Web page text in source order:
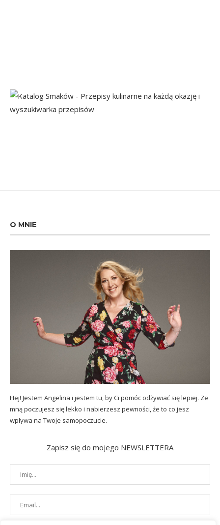
O MNIE
Hej! Jestem Angelina i jestem tu, by Ci pomóc odżywiać się lepiej. Ze
mną poczujesz się lekko i nabierzesz pewności, że to co jesz
wpływa na Twoje samopoczucie.
Zapisz się do mojego NEWSLETTERA